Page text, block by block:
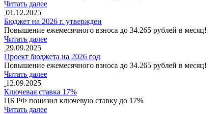
Читать далее
01.12.2025
Бюджет на 2026 г. утвержден
Повышение ежемесячного взноса до 34.265 рублей в месяц!
Читать далее
29.09.2025
Проект бюджета на 2026 год
Повышение ежемесячного взноса до 34.265 рублей в месяц!
Читать далее
12.09.2025
Ключевая ставка 17%
ЦБ РФ понизил ключевую ставку до 17%
Читать далее